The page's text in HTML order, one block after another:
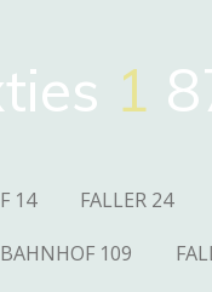
1
14 FALLER 24
109